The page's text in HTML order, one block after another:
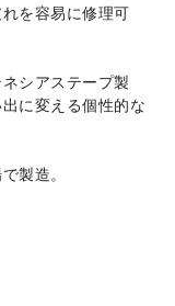
を容易に修理可
シアステープ製
に変える個性的な
製造。